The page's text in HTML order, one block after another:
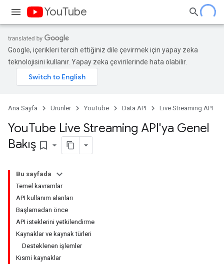
YouTube
Google, içerikleri tercih ettiğiniz dile çevirmek için yapay zeka
teknolojisini kullanır. Yapay zeka çevirilerinde hata olabilir.
Ana Sayfa Ürünler YouTube Data API Live Streaming API
YouTube Live Streaming API'ya Genel
Bakış bookmark_border
Bu sayfada
Temel kavramlar
API kullanım alanları
Başlamadan önce
API isteklerini yetkilendirme
Kaynaklar ve kaynak türleri
Desteklenen işlemler
Kısmi kaynaklar